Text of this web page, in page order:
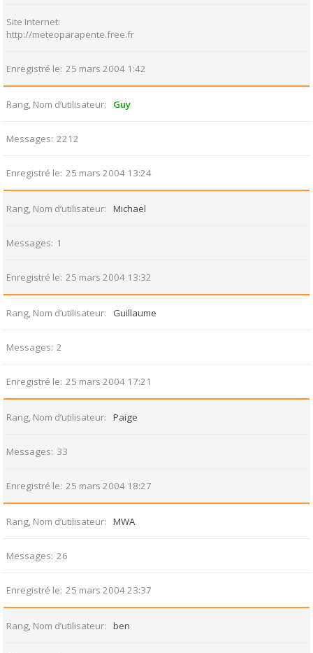
Site Internet
http://meteoparapente.free.fr
Enregistré le 25 mars 2004 1:42
Rang, Nom d’utilisateur Guy
Messages 2212
Enregistré le 25 mars 2004 13:24
Rang, Nom d’utilisateur Michael
Messages 1
Enregistré le 25 mars 2004 13:32
Rang, Nom d’utilisateur Guillaume
Messages 2
Enregistré le 25 mars 2004 17:21
Rang, Nom d’utilisateur Paige
Messages 33
Enregistré le 25 mars 2004 18:27
Rang, Nom d’utilisateur MWA
Messages 26
Enregistré le 25 mars 2004 23:37
Rang, Nom d’utilisateur ben